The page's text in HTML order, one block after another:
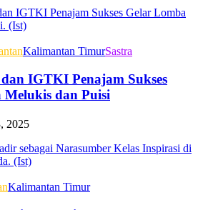
Kalimantan TimurSastra
IGTKI Penajam Sukses
Melukis dan Puisi
2025
Kalimantan Timur